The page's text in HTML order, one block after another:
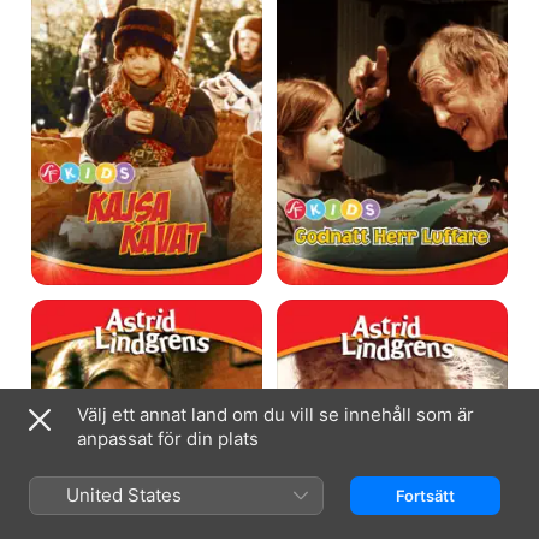
Pelle
flyttar
till
Komfusenbo
Nånting
åt
Lame-
Kal
Välj ett annat land om du vill se innehåll som är
anpassat för din plats
United States Fortsätt